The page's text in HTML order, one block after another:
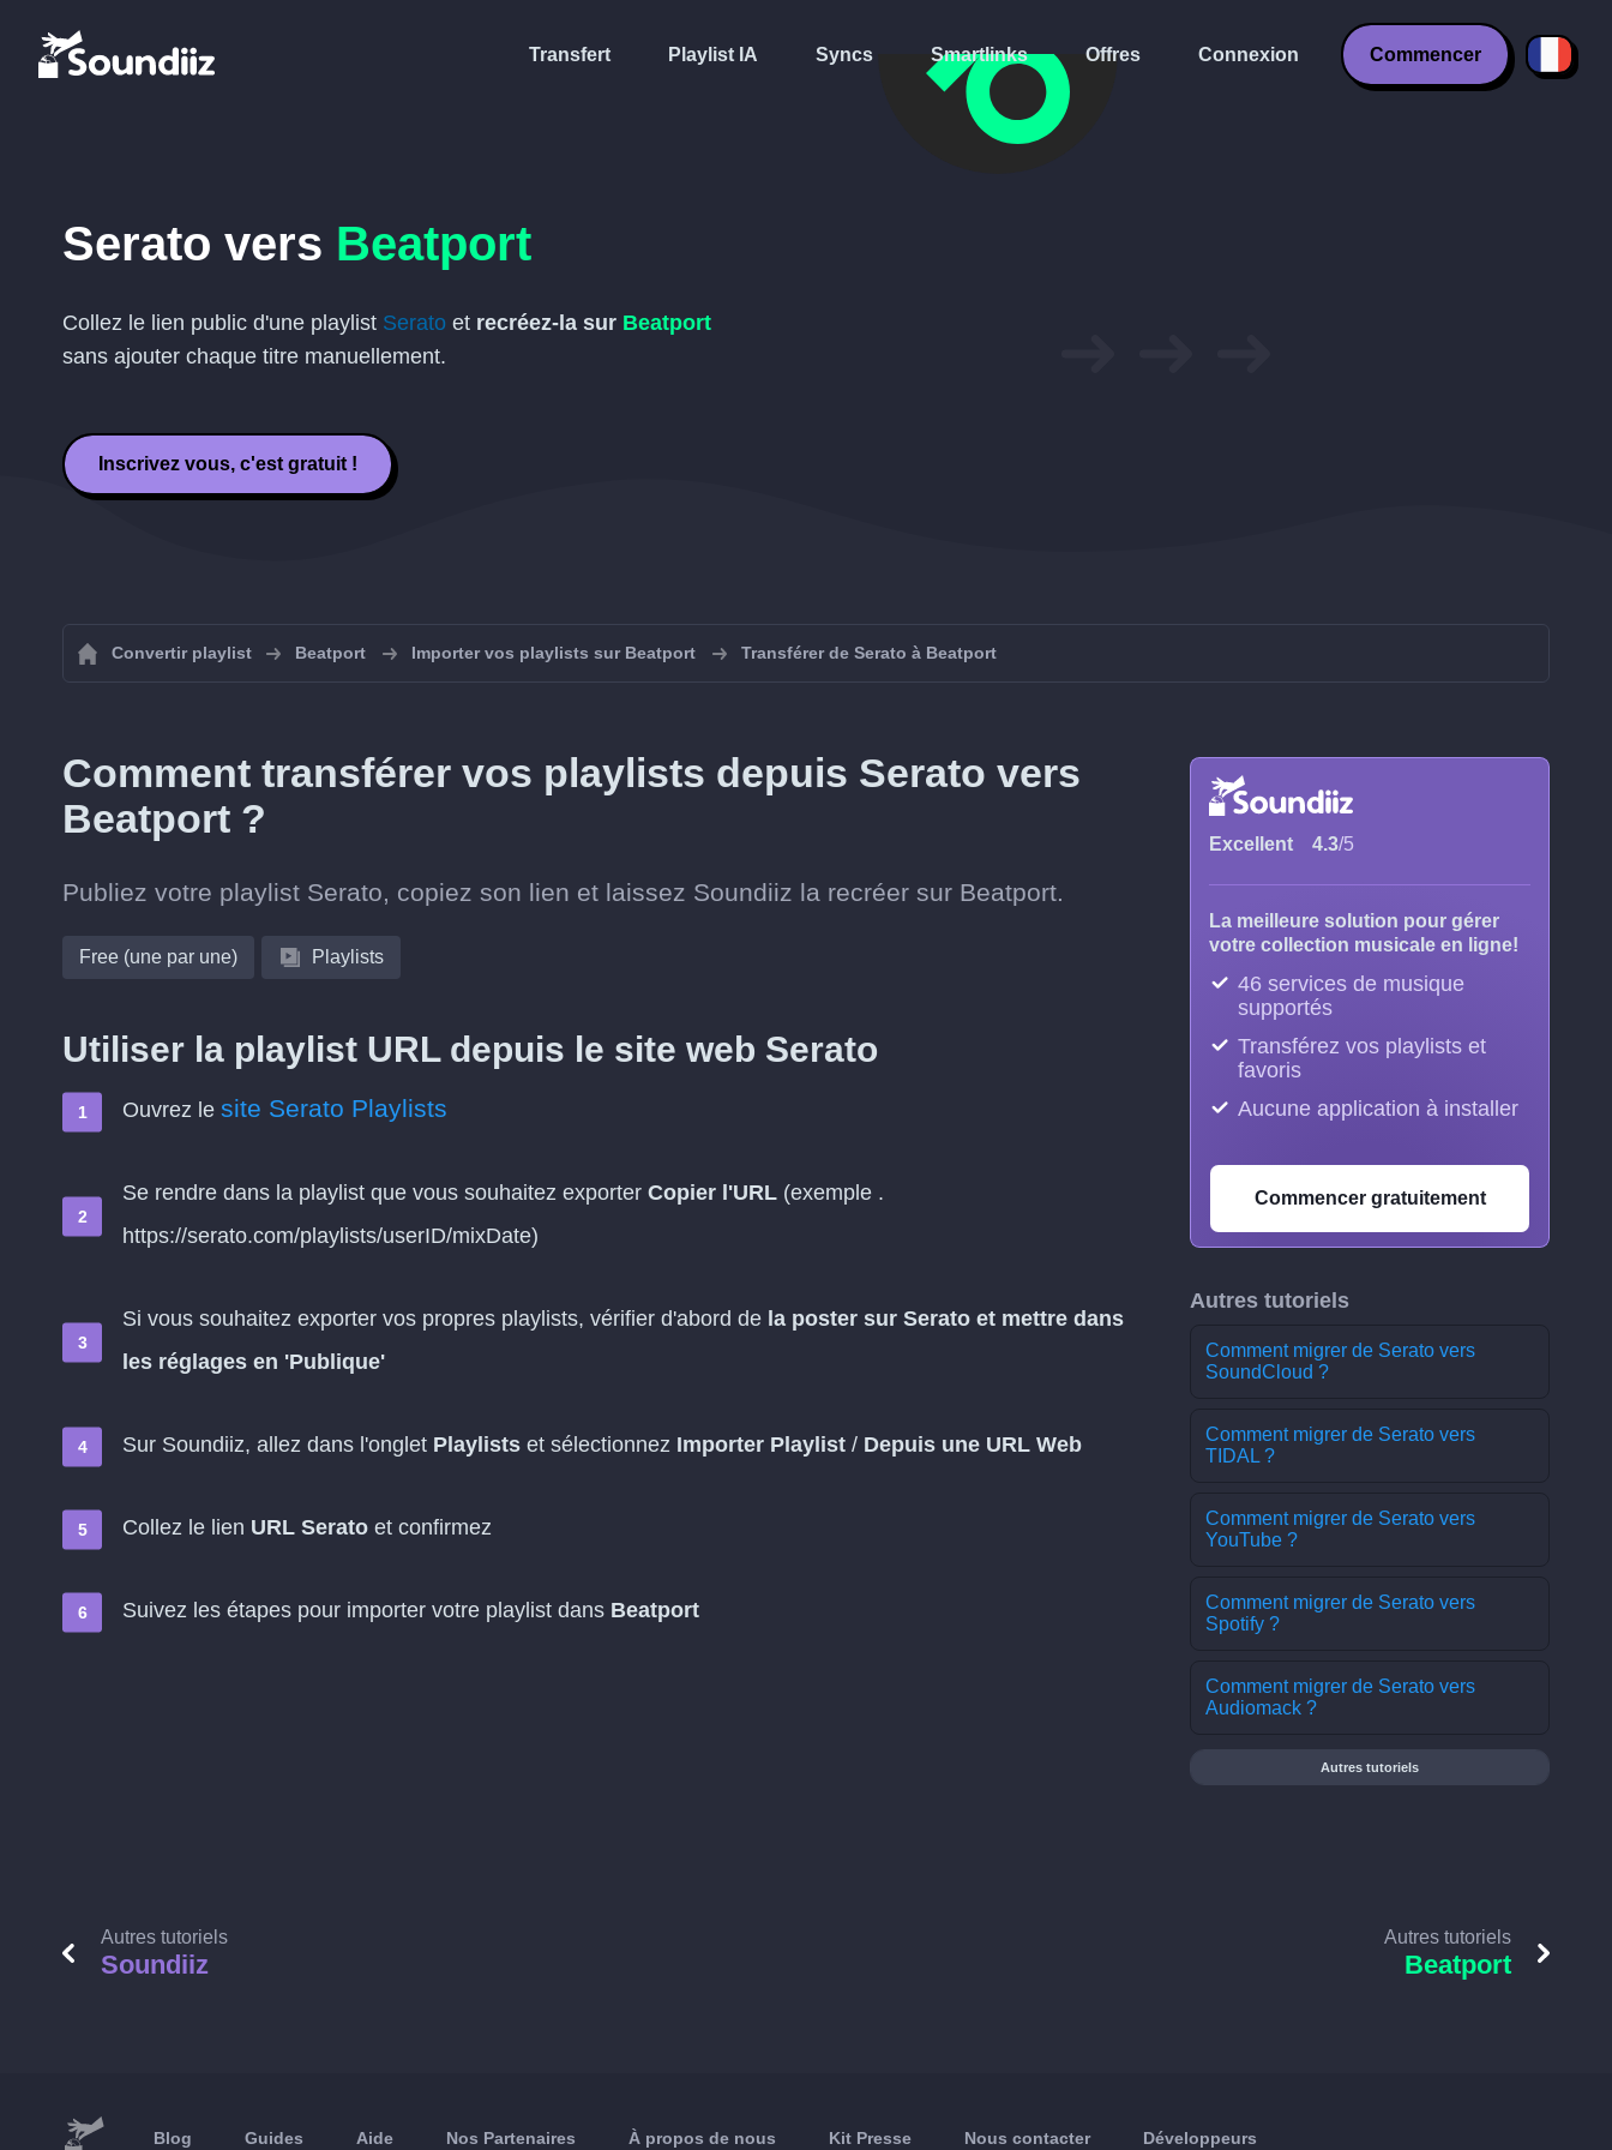
Transfert Playlist IA Syncs Smartlinks Offres Connexion Commencer
Serato vers Beatport
Collez le lien public d'une playlist Serato et recréez-la sur Beatport
sans ajouter chaque titre manuellement.
Inscrivez vous, c'est gratuit !
Convertir playlist Beatport Importer vos playlists sur Beatport Transférer de Serato à Beatport
Comment transférer vos playlists depuis Serato vers
Beatport ?
Publiez votre playlist Serato, copiez son lien et laissez Soundiiz la recréer sur Beatport.
Free (une par une) Playlists
Utiliser la playlist URL depuis le site web Serato
Ouvrez le site Serato Playlists
Se rendre dans la playlist que vous souhaitez exporter Copier l'URL (exemple .
https://serato.com/playlists/userID/mixDate)
Si vous souhaitez exporter vos propres playlists, vérifier d'abord de la poster sur Serato et mettre dans
les réglages en 'Publique'
Sur Soundiiz, allez dans l'onglet Playlists et sélectionnez Importer Playlist / Depuis une URL Web
Collez le lien URL Serato et confirmez
Suivez les étapes pour importer votre playlist dans Beatport
Excellent 4.3/5
La meilleure solution pour gérer
votre collection musicale en ligne!
46 services de musique
supportés
Transférez vos playlists et
favoris
Aucune application à installer
Commencer gratuitement
Autres tutoriels
Comment migrer de Serato vers
SoundCloud ?
Comment migrer de Serato vers
TIDAL ?
Comment migrer de Serato vers
YouTube ?
Comment migrer de Serato vers
Spotify ?
Comment migrer de Serato vers
Audiomack ?
Autres tutoriels
Autres tutoriels
Soundiiz
Autres tutoriels
Beatport
Blog Guides Aide Nos Partenaires À propos de nous Kit Presse Nous contacter Développeurs